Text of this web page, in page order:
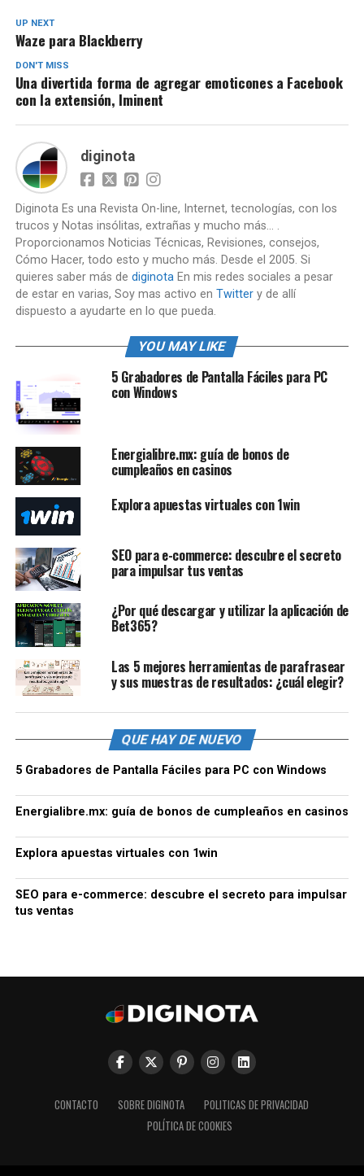
UP NEXT
Waze para Blackberry
DON'T MISS
Una divertida forma de agregar emoticones a Facebook
con la extensión, Iminent
diginota
Diginota Es una Revista On-line, Internet, tecnologías, con los
trucos y Notas insólitas, extrañas y mucho más... .
Proporcionamos Noticias Técnicas, Revisiones, consejos,
Cómo Hacer, todo esto y mucho más. Desde el 2005. Si
quieres saber más de diginotaEn mis redes sociales a pesar
de estar en varias, Soy mas activo en Twittery de allí
dispuesto a ayudarte en lo que pueda.
YOU MAY LIKE
5 Grabadores de Pantalla Fáciles para PC
con Windows
Energialibre.mx: guía de bonos de
cumpleaños en casinos
Explora apuestas virtuales con 1win
SEO para e-commerce: descubre el secreto
para impulsar tus ventas
¿Por qué descargar y utilizar la aplicación de
Bet365?
Las 5 mejores herramientas de parafrasear
y sus muestras de resultados: ¿cuál elegir?
QUE HAY DE NUEVO
5 Grabadores de Pantalla Fáciles para PC con Windows
Energialibre.mx: guía de bonos de cumpleaños en casinos
Explora apuestas virtuales con 1win
SEO para e-commerce: descubre el secreto para impulsar
tus ventas
CONTACTO SOBRE DIGINOTA
POLITICAS DE PRIVACIDAD
POLÍTICA DE COOKIES